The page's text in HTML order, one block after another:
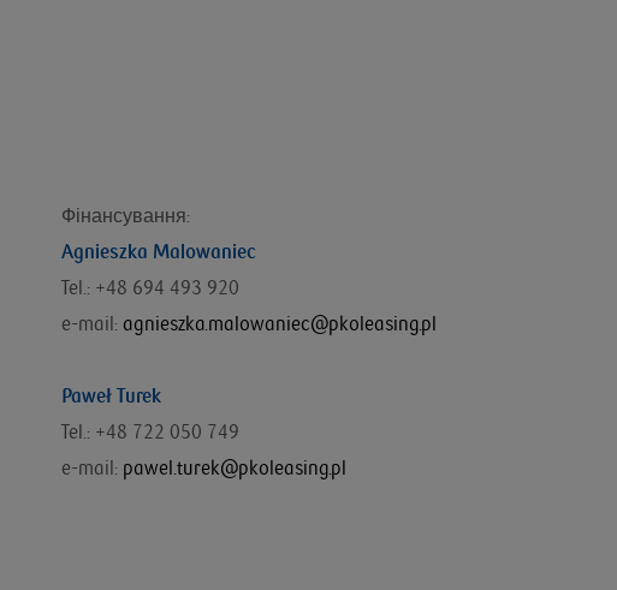
Фінансування:
Agnieszka Malowaniec
Tel.: +48 694 493 920
e-mail: agnieszka.malowaniec@pkoleasing.pl
Paweł Turek
Tel.: +48 722 050 749
e-mail: pawel.turek@pkoleasing.pl